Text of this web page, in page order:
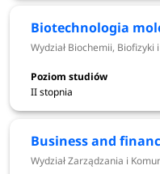
Biofizyka
Biochemii, Biofizyki
Bioinformatyka -
Biotechnologii UJ
Biologia - Wydział
Biotechnologii UJ
Biotechnologia
Biotechnologia
Wydział Biochemii, Biofizyki
II stopnia
Business and
Wydział Zarządzania i